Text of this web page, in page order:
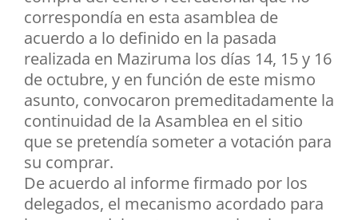
correspondía en esta asamblea de
acuerdo a lo definido en la pasada
realizada en Maziruma los días 14, 15 y 16
de octubre, y en función de este mismo
asunto, convocaron premeditadamente la
continuidad de la Asamblea en el sitio
que se pretendía someter a votación para
su comprar.
De acuerdo al informe firmado por los
delegados, el mecanismo acordado para